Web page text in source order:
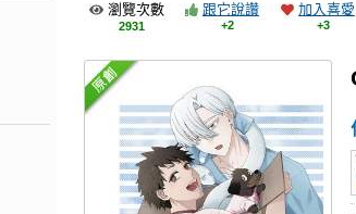
瀏覽次數
2931
跟它說讚
+2
加入喜愛
+3